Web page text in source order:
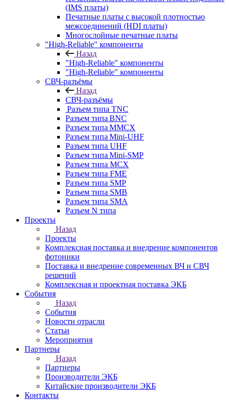
(IMS платы)
Печатные платы с высокой плотностью
межсоединений (HDI платы)
Многослойные печатные платы
"High-Reliable" компоненты
Назад
"High-Reliable" компоненты
"High-Reliable" компоненты
СВЧ-разъёмы
Назад
СВЧ-разъёмы
Разъем типа TNC
Разъем типа BNC
Разъем типа MMCX
Разъем типа Mini-UHF
Разъем типа UHF
Разъем типа Mini-SMP
Разъем типа MCX
Разъем типа FME
Разъем типа SMP
Разъем типа SMB
Разъем типа SMA
Разъем N типа
Проекты
Назад
Проекты
Комплексная поставка и внедрение компонентов
фотоники
Поставка и внедрение современных ВЧ и СВЧ
решений
Комплексная и проектная поставка ЭКБ
События
Назад
События
Новости отрасли
Статьи
Мероприятия
Партнеры
Назад
Партнеры
Производители ЭКБ
Китайские производители ЭКБ
Контакты